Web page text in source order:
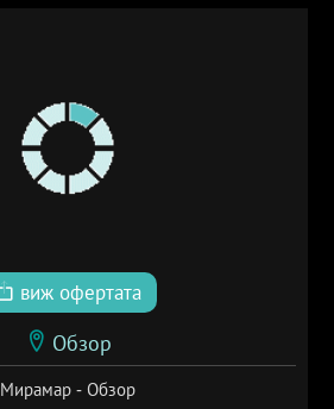
виж офертата
Обзор
Мирамар - Обзор